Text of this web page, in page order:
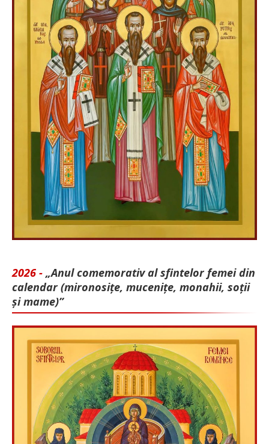
2026 - „Anul comemorativ al sfintelor femei din
calendar (mironosițe, mu­cenițe, monahii, soții
și mame)”